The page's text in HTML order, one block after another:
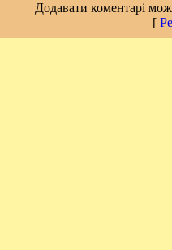
Додавати коментарі
[